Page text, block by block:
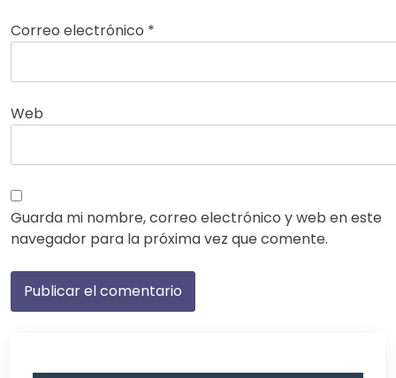
Correo electrónico *
Web
Guarda mi nombre, correo electrónico y web en este
navegador para la próxima vez que comente.